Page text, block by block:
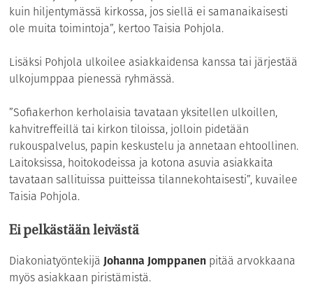
kuin hiljentymässä kirkossa, jos siellä ei samanaikaisesti
ole muita toimintoja”, kertoo Taisia Pohjola.
Lisäksi Pohjola ulkoilee asiakkaidensa kanssa tai järjestää
ulkojumppaa pienessä ryhmässä.
”Sofiakerhon kerholaisia tavataan yksitellen ulkoillen,
kahvitreffeillä tai kirkon tiloissa, jolloin pidetään
rukouspalvelus, papin keskustelu ja annetaan ehtoollinen.
Laitoksissa, hoitokodeissa ja kotona asuvia asiakkaita
tavataan sallituissa puitteissa tilannekohtaisesti”, kuvailee
Taisia Pohjola.
Ei pelkästään leivästä
DiakoniatyöntekijäJohanna Jomppanen pitää arvokkaana
myös asiakkaan piristämistä.